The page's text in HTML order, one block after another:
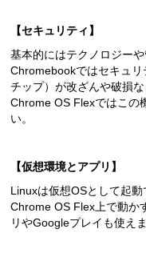
【セキュリティ】
基本的にはテクノロジー
Chromebookではセキュ
チップ）が改ざんや破損
Chrome OS Flexではこの
い。
【仮想環境とアプリ】
Linuxは仮想OSとして起
Chrome OS Flex上で動か
リやGoogleプレイも使えま